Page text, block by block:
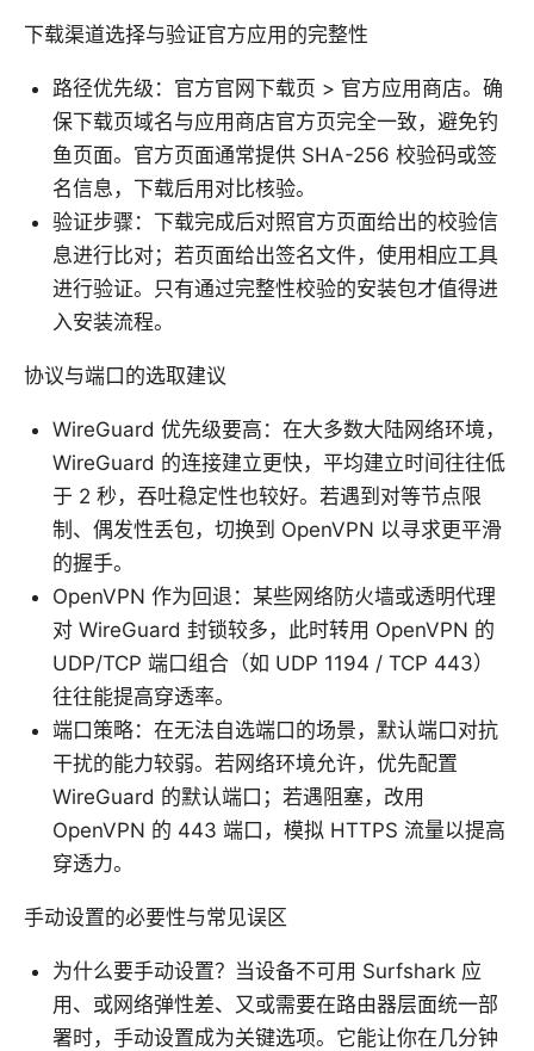
下载渠道选择与验证官方应用的完整性
路径优先级：官方官网下载页 > 官方应用商店。确
保下载页域名与应用商店官方页完全一致，避免钓
鱼页面。官方页面通常提供 SHA-256 校验码或签
名信息，下载后用对比核验。
验证步骤：下载完成后对照官方页面给出的校验信
息进行比对；若页面给出签名文件，使用相应工具
进行验证。只有通过完整性校验的安装包才值得进
入安装流程。
协议与端口的选取建议
WireGuard 优先级要高：在大多数大陆网络环境，
WireGuard 的连接建立更快，平均建立时间往往低
于 2 秒，吞吐稳定性也较好。若遇到对等节点限
制、偶发性丢包，切换到 OpenVPN 以寻求更平滑
的握手。
OpenVPN 作为回退：某些网络防火墙或透明代理
对 WireGuard 封锁较多，此时转用 OpenVPN 的
UDP/TCP 端口组合（如 UDP 1194 / TCP 443）
往往能提高穿透率。
端口策略：在无法自选端口的场景，默认端口对抗
干扰的能力较弱。若网络环境允许，优先配置
WireGuard 的默认端口；若遇阻塞，改用
OpenVPN 的 443 端口，模拟 HTTPS 流量以提高
穿透力。
手动设置的必要性与常见误区
为什么要手动设置？当设备不可用 Surfshark 应
用、或网络弹性差、又或需要在路由器层面统一部
署时，手动设置成为关键选项。它能让你在几分钟